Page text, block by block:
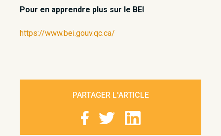
Pour en apprendre plus sur le BEI
https://www.bei.gouv.qc.ca/
PARTAGER L'ARTICLE